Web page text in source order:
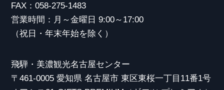
FAX：058-275-1483
営業時間：月～金曜日 9:00～17:00
（祝日・年末年始を除く）
飛騨・美濃観光名古屋センター
〒461-0005 愛知県 名古屋市 東区東桜一丁目11番1号